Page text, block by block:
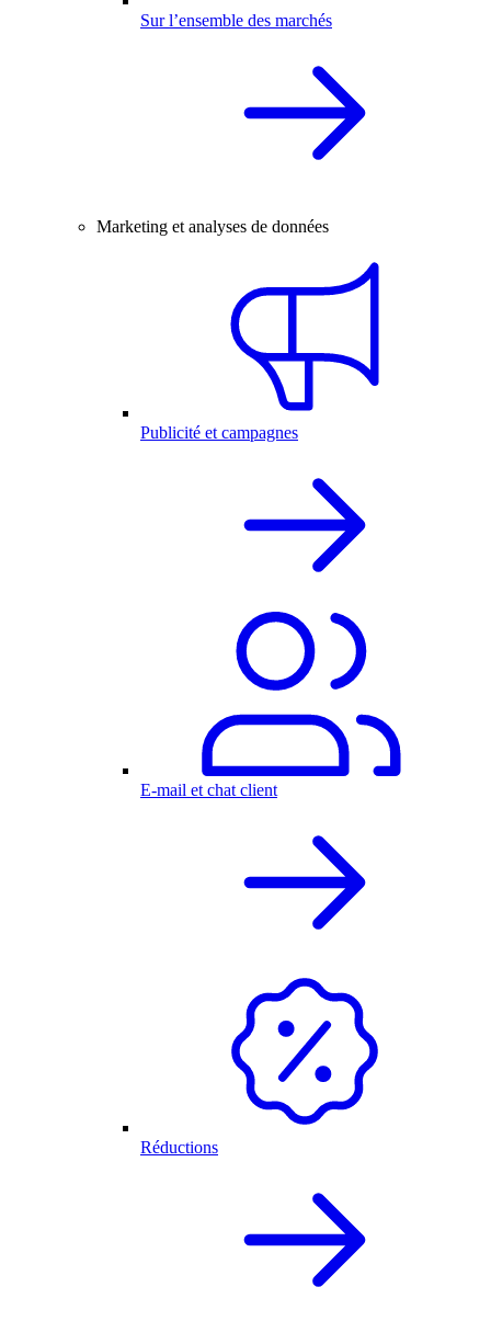
Sur l’ensemble des marchés
Marketing et analyses de données
Publicité et campagnes
E-mail et chat client
Réductions